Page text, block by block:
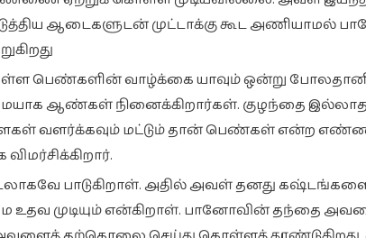
ஆடைகளுடன் முட்டாக்கு கூட அணியாமல்
பெண்களின் வாழ்க்கை யாவும் ஒன்று
ஆண்கள் நினைக்கிறார்கள். குழந்தை
வளர்க்கவும் மட்டும் தான் பெண்கள் என்ற
பாடுகிறாள். அதில் அவள் தனது கஷ்டங்களைப்
உதவ முடியும் என்கிறாள். பானோவின் தந்தை